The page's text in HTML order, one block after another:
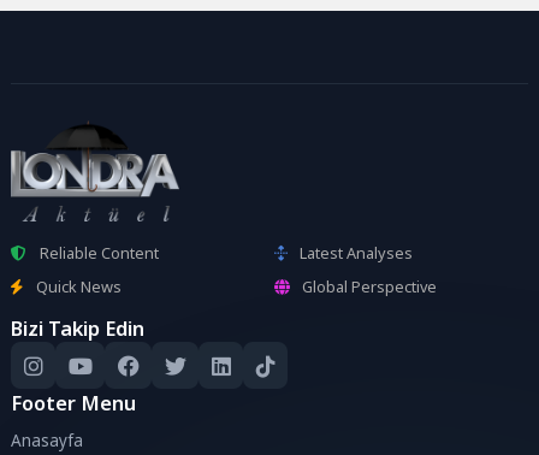
Reliable Content
Latest Analyses
Quick News
Global Perspective
Bizi Takip Edin
Footer Menu
Anasayfa